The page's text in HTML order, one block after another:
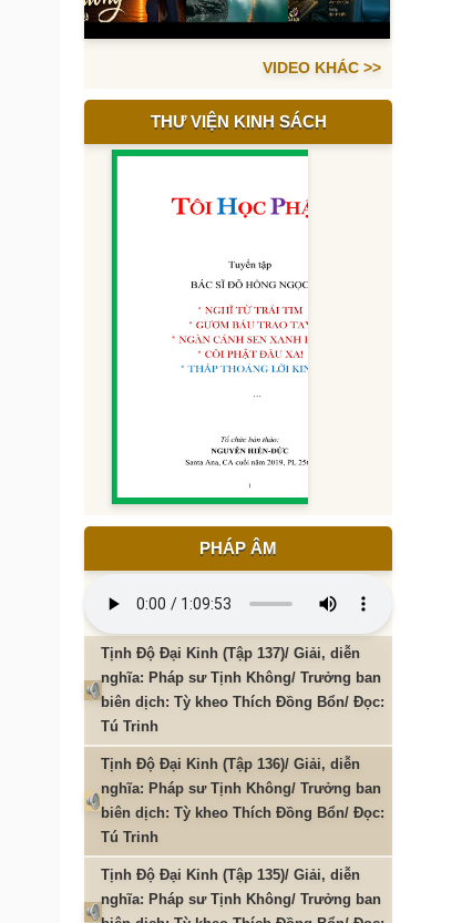
VIDEO KHÁC >>
THƯ VIỆN KINH SÁCH
PHÁP ÂM
Tịnh Độ Đại Kinh (Tập 137)/ Giải, diễn
nghĩa: Pháp sư Tịnh Không/ Trưởng ban
biên dịch: Tỳ kheo Thích Đồng Bổn/ Đọc:
Tú Trinh
Tịnh Độ Đại Kinh (Tập 136)/ Giải, diễn
nghĩa: Pháp sư Tịnh Không/ Trưởng ban
biên dịch: Tỳ kheo Thích Đồng Bổn/ Đọc:
Tú Trinh
Tịnh Độ Đại Kinh (Tập 135)/ Giải, diễn
nghĩa: Pháp sư Tịnh Không/ Trưởng ban